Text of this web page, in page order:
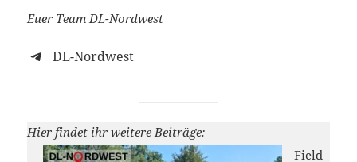
Euer Team DL-Nordwest
DL-Nordwest
Hier findet ihr weitere Beiträge:
Field